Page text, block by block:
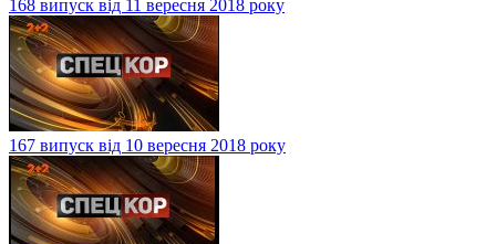
168 випуск від 11 вересня 2018 року
167 випуск від 10 вересня 2018 року